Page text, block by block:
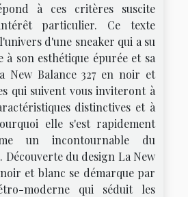
à ces critères suscite
particulier. Ce texte
d'une sneaker qui a su
à son esthétique épurée et sa
New Balance 327 en noir et
qui suivent vous inviteront à
distinctives et à
elle s'est rapidement
un incontournable du
Découverte du design La New
noir et blanc se démarque par
moderne qui séduit les